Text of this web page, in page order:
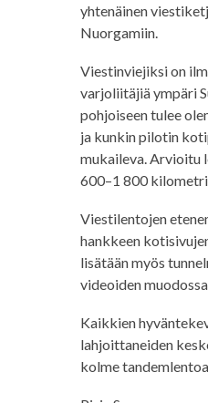
yhtenäinen
Nuorgamiin.
Viestinviejiksi on
varjoliitäjiä ympäri
pohjoiseen tulee
ja kunkin pilotin
mukaileva. Arvioitu
600–1 800
Viestilentojen
hankkeen
lisätään myös
videoiden
Kaikkien
lahjoittaneiden
kolme tandemlentoa.